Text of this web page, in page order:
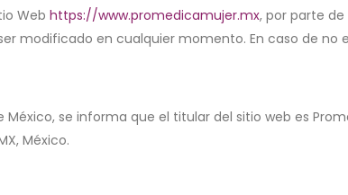
Web https://www.promedicamujer.mx, por parte
modificado en cualquier momento. En caso de
se informa que el titular del sitio web es
México.